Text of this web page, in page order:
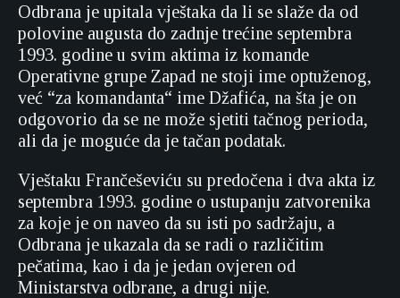
Odbrana je upitala vještaka da li se slaže da od
polovine augusta do zadnje trećine septembra
1993. godine u svim aktima iz komande
Operativne grupe Zapad ne stoji ime optuženog,
već “za komandanta“ ime Džafića, na šta je on
odgovorio da se ne može sjetiti tačnog perioda,
ali da je moguće da je tačan podatak.
Vještaku Frančeševiću su predočena i dva akta iz
septembra 1993. godine o ustupanju zatvorenika
za koje je on naveo da su isti po sadržaju, a
Odbrana je ukazala da se radi o različitim
pečatima, kao i da je jedan ovjeren od
Ministarstva odbrane, a drugi nije.